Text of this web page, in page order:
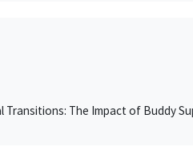
The Impact of Buddy